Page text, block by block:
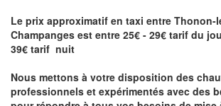
Le prix approximatif en taxi entre Thonon-
Champanges est entre 25€ - 29€ tarif du
39€ tarif nuit
Nous mettons à votre disposition des
professionnels et expérimentés avec des